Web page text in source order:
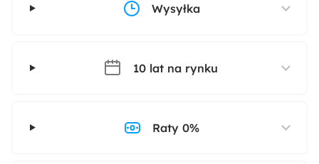
Wysyłka
10 lat na rynku
Raty 0%